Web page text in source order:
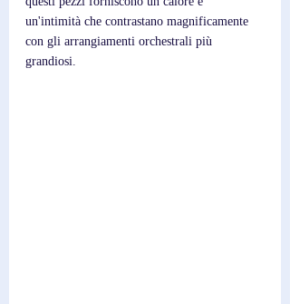
un'intimità che contrastano magnificamente
con gli arrangiamenti orchestrali più
grandiosi.